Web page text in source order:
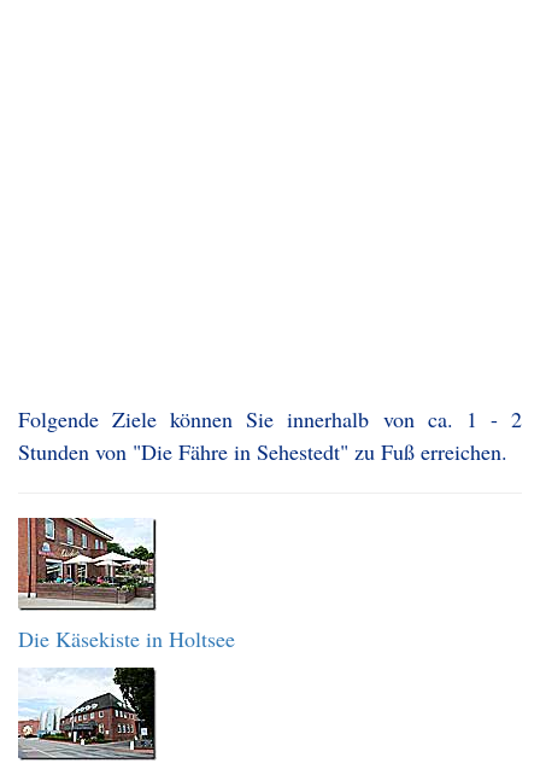
Folgende Ziele können Sie innerhalb von ca. 1 - 2
Stunden von "Die Fähre in Sehestedt" zu Fuß erreichen.
Die Käsekiste in Holtsee